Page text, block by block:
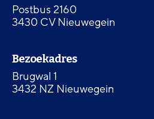
Postbus 2160
3430 CV Nieuwegein
Bezoekadres
Brugwal 1
3432 NZ Nieuwegein